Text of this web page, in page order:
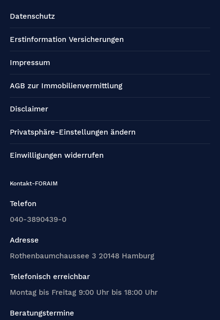
Datenschutz
Erstinformation Versicherungen
Impressum
AGB zur Immobilienvermittlung
Disclaimer
Privatsphäre-Einstellungen ändern
Einwilligungen widerrufen
Kontakt-FORAIM
Telefon
040-3890439-0
Adresse
Rothenbaumchaussee 3 20148 Hamburg
Telefonisch erreichbar
Montag bis Freitag 9:00 Uhr bis 18:00 Uhr
Beratungstermine